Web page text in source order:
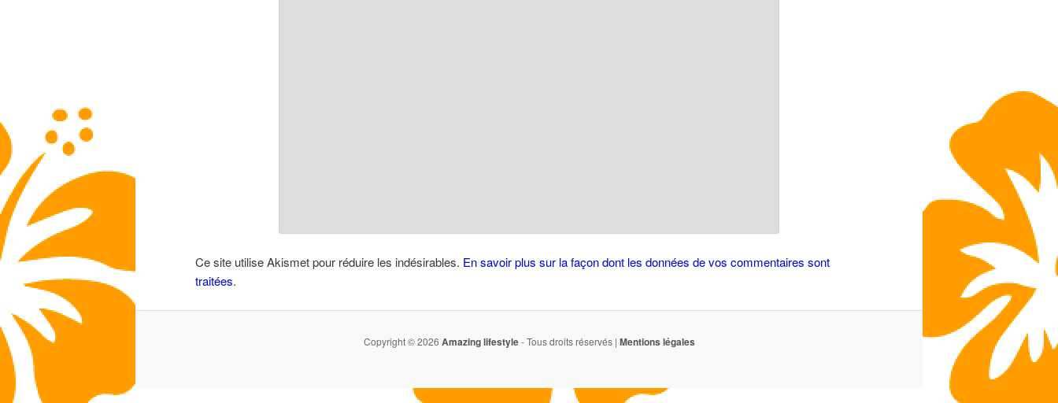
Ce site utilise Akismet pour réduire les indésirables. En savoir plus sur la façon dont les données de vos commentaires sont
traitées.
Copyright © 2026 Amazing lifestyle- Tous droits réservés | Mentions légales